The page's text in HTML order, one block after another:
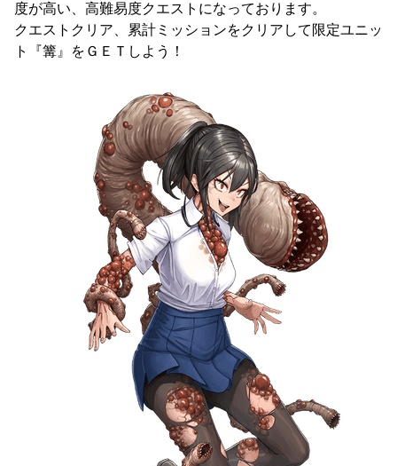
度が高い、高難易度クエストになっております。
クエストクリア、累計ミッションをクリアして限定ユニッ
ト『篝』をＧＥＴしよう！